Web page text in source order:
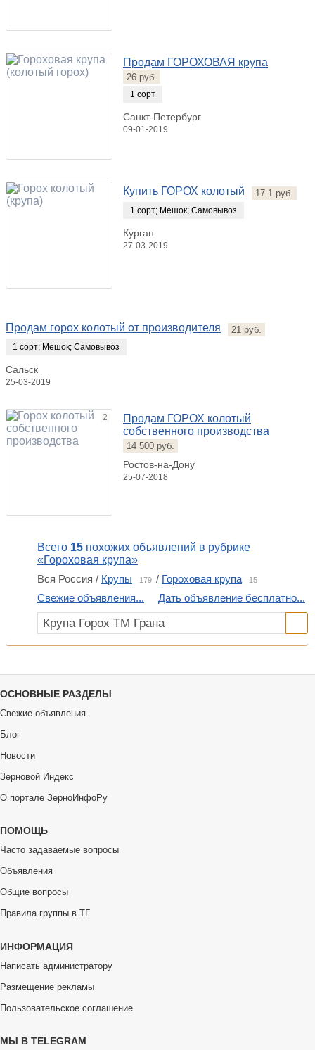
Продам ГОРОХОВАЯ крупа
26 руб.
1 сорт
Санкт-Петербург
09-01-2019
Купить ГОРОХ колотый 17.1 руб.
1 сорт; Мешок; Самовывоз
Курган
27-03-2019
Продам горох колотый от производителя 21 руб.
1 сорт; Мешок; Самовывоз
Сальск
25-03-2019
2
Продам ГОРОХ колотый
собственного производства
14 500 руб.
Ростов-на-Дону
25-07-2018
Всего 15 похожих объявлений в рубрике
«Гороховая крупа»
Вся Россия / Крупы 179 / Гороховая крупа 15
Свежие объявления... Дать объявление бесплатно...
ОСНОВНЫЕ РАЗДЕЛЫ
Свежие объявления
Блог
Новости
Зерновой Индекс
О портале ЗерноИнфоРу
ПОМОЩЬ
Часто задаваемые вопросы
Объявления
Общие вопросы
Правила группы в ТГ
ИНФОРМАЦИЯ
Написать администратору
Размещение рекламы
Пользовательское соглашение
МЫ В TELEGRAM